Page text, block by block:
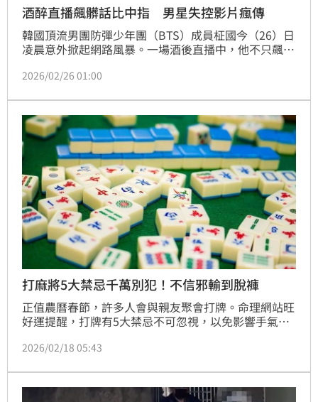
酒醉直播飆髒話比中指 男星失控影片瘋傳
韓國頂流男團防彈少年團（BTS）成員柾國今（26）日
凌晨意外掀起網路風暴。一場酒後直播中，他不只飆髒
直接槓上公司，豪氣喊出「我要照自己的方式活！」粉
對我指手畫腳」，讓這段近兩小時的直播片段迅速在各
大社群瘋傳，引爆熱烈討論。陳宣如
2026/02/26 01:00
打麻將5大禁忌千萬別犯！不信邪輸到脫褲
正值農曆春節，許多人會與親友聚會打牌。命理網站旺
好運提醒，打牌有5大禁忌不可忽視，以免影響手氣。
肩或拍背，否則好運可能被拍走；打牌時勿罵髒話，以
氣；最後選牌桌位置宜有靠山、遠離廁所，才能守住好
運。
2026/02/18 05:43